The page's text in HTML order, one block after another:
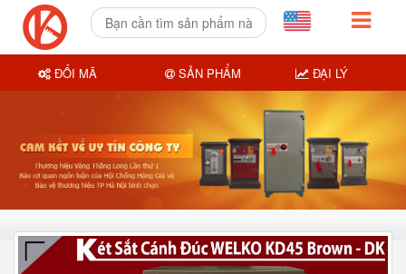
ĐỔI MÃ SẢN PHẨM ĐẠI LÝ